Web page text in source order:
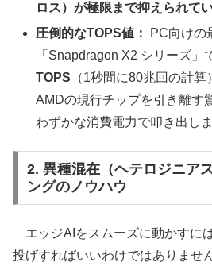
ロス）が極限まで抑えられてい
圧倒的なTOPS値：
PC向けの
「Snapdragon X2 シリーズ」
TOPS （1秒間に80兆回の計
AMDの現行チップを引き離す
わずかな消費電力で叩き出しま
2. 異種混在（ヘテロジニア
ングのノウハウ
エッジAIをスムーズに動かすに
投げすればいいわけではありませ